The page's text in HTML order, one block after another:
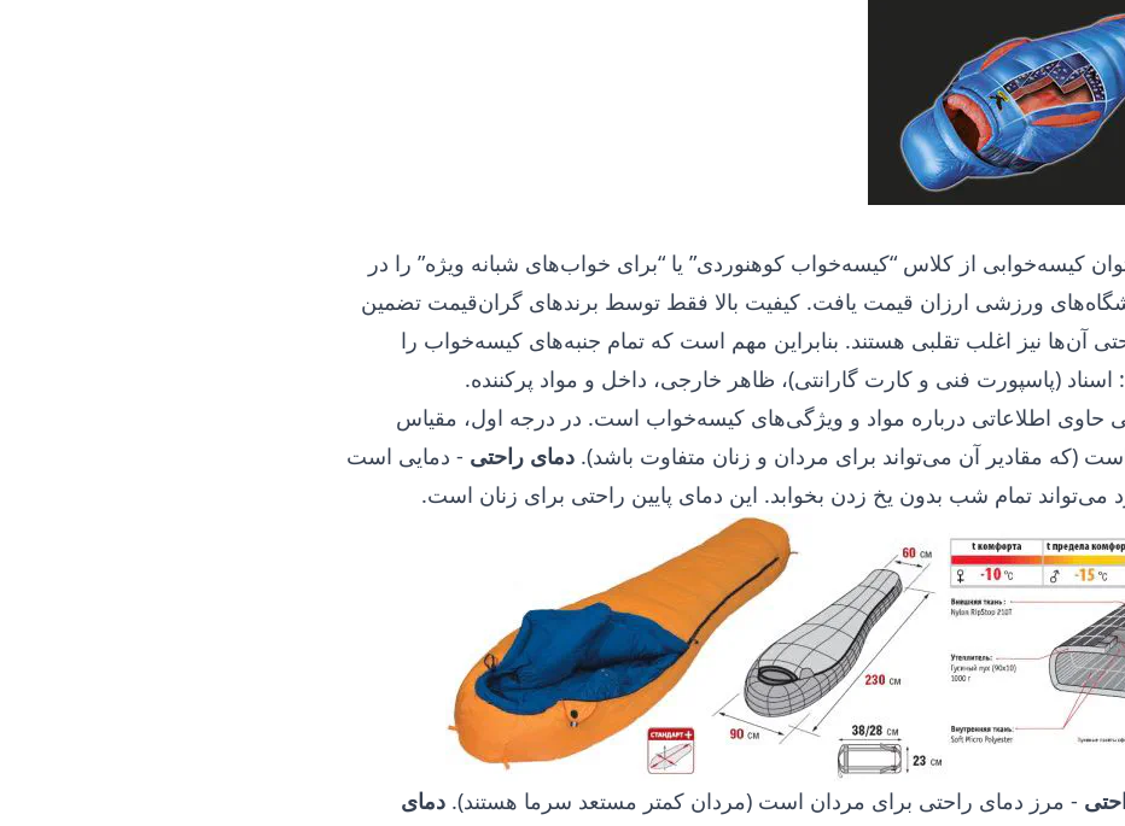
کیسه‌خوابی از کلاس “کیسه‌خواب کوهنوردی” یا “برای خواب‌های شبانه ویژه” را در
ورزشی ارزان قیمت یافت. کیفیت بالا فقط توسط برندهای گران‌قیمت تضمین
آن‌ها نیز اغلب تقلبی هستند. بنابراین مهم است که تمام جنبه‌های کیسه‌خواب را
اسناد (پاسپورت فنی و کارت گارانتی)، ظاهر خارجی، داخل و مواد پرکننده.
حاوی اطلاعاتی درباره مواد و ویژگی‌های کیسه‌خواب است. در درجه اول، مقیاس
(که مقادیر آن می‌تواند برای مردان و زنان متفاوت باشد). دمای راحتی - دمایی است
می‌تواند تمام شب بدون یخ زدن بخوابد. این دمای پایین راحتی برای زنان است.
- مرز دمای راحتی برای مردان است (مردان کمتر مستعد سرما هستند). دمای